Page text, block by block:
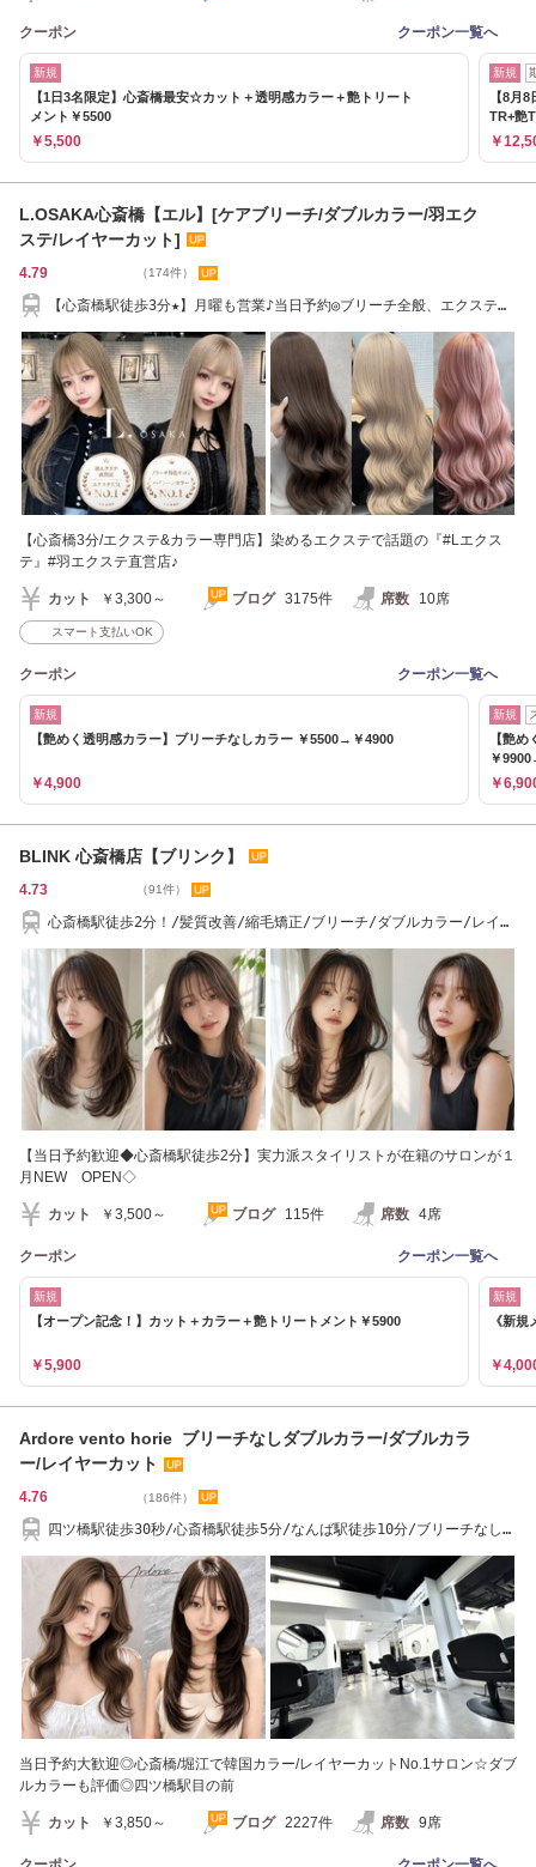
クーポン クーポン一覧へ
新規
【1日3名限定】心斎橋最安☆カット＋透明感カラー＋艶トリート
メント￥5500
￥5,500
新規
【8月
TR+艶
￥
L.OSAKA心斎橋【エル】[ケアブリーチ/ダブルカラー/羽エク
ステ/レイヤーカット]
4.79 （174件）
【心斎橋駅徒歩3分★】月曜も営業♪当日予約◎ブリーチ全般、エクステが
【心斎橋3分/エクステ&カラー専門店】染めるエクステで話題の『#Lエクス
テ』#羽エクステ直営店♪
カット ￥3,300～ ブログ 3175件 席数 10席
スマート支払いOK
クーポン クーポン一覧へ
新規
【艶めく透明感カラー】ブリーチなしカラー ￥5500→￥4900
￥4,900
新規
【艶
￥
￥
BLINK 心斎橋店【ブリンク】
4.73 （91件）
心斎橋駅徒歩2分！/髪質改善/縮毛矯正/ブリーチ/ダブルカラー/レイヤ
【当日予約歓迎◆心斎橋駅徒歩2分】実力派スタイリストが在籍のサロンが１
月NEW OPEN◇
カット ￥3,500～ ブログ 115件 席数 4席
クーポン クーポン一覧へ
新規
【オープン記念！】カット＋カラー＋艶トリートメント￥5900
￥5,900
新規
《新
￥
Ardore vento horie ブリーチなしダブルカラー/ダブルカラ
ー/レイヤーカット
4.76 （186件）
四ツ橋駅徒歩30秒/心斎橋駅徒歩5分/なんば駅徒歩10分/ブリーチなしダ
当日予約大歓迎◎心斎橋/堀江で韓国カラー/レイヤーカットNo.1サロン☆ダブ
ルカラーも評価◎四ツ橋駅目の前
カット ￥3,850～ ブログ 2227件 席数 9席